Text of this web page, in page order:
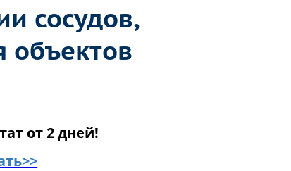
сосудов,
от 2 дней!